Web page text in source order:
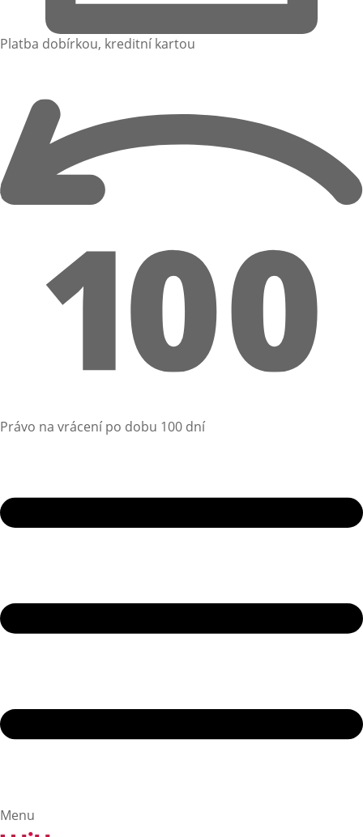
Platba dobírkou, kreditní kartou
Právo na vrácení po dobu 100 dní
Menu